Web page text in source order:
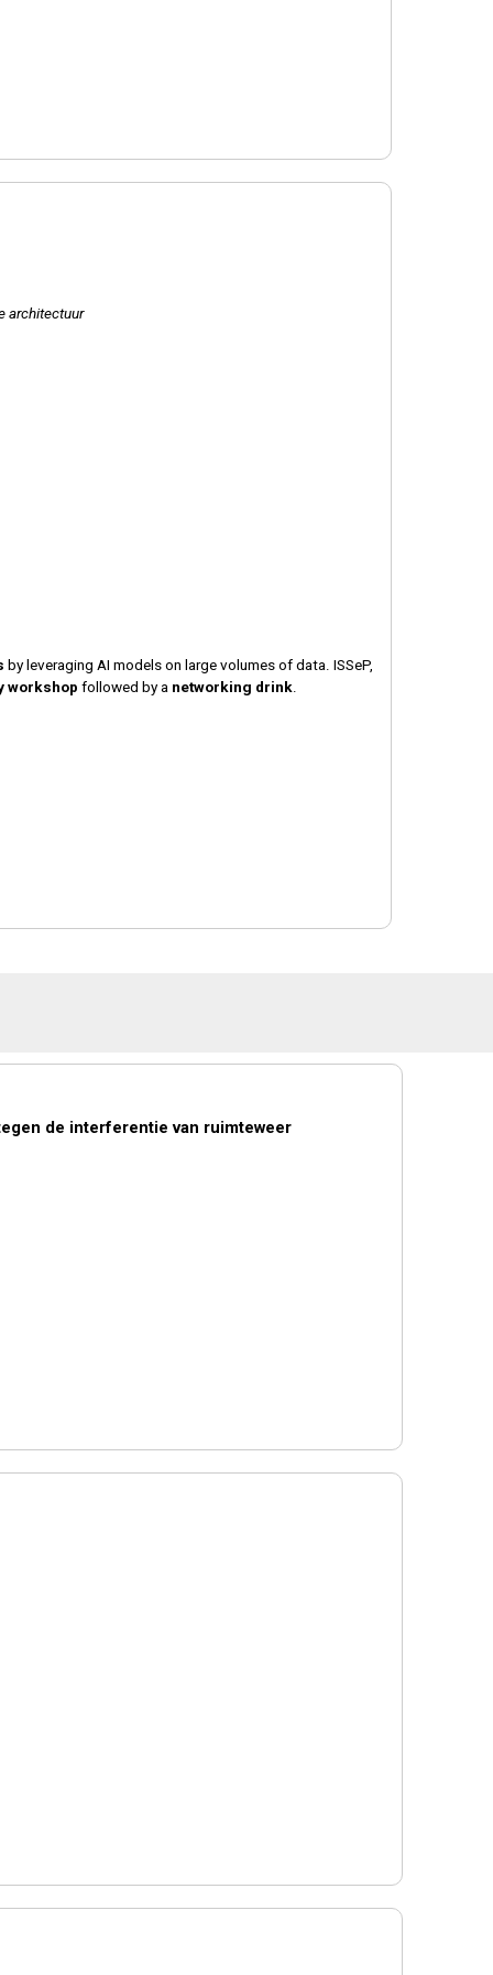
architectuur
by leveraging AI models on large volumes of data. ISSeP,
workshop followed by a networking drink
de interferentie van ruimteweer